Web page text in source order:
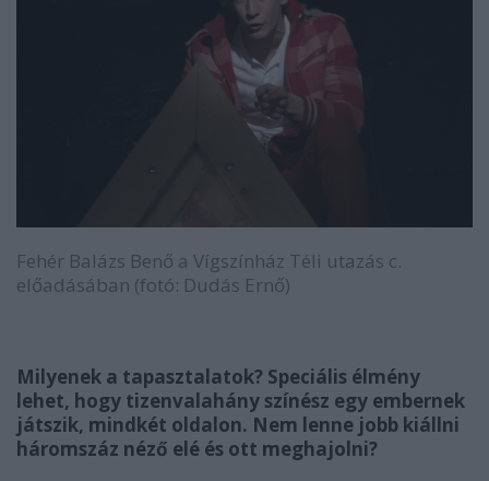
Fehér Balázs Benő a Vígszínház Téli utazás c.
előadásában (fotó: Dudás Ernő)
Milyenek a tapasztalatok? Speciális élmény
lehet, hogy tizenvalahány színész egy embernek
játszik, mindkét oldalon. Nem lenne jobb kiállni
háromszáz néző elé és ott meghajolni?